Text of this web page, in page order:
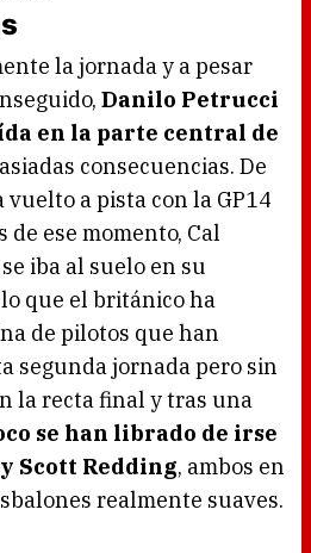
la jornada y a pesar
Danilo Petrucci
en la parte central de
consecuencias. De
a pista con la GP14
de ese momento, Cal
iba al suelo en su
que el británico ha
de pilotos que han
segunda jornada pero sin
la recta final y tras una
se han librado de irse
Scott Redding, ambos en
realmente suaves.